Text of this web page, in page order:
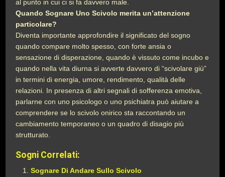
al punto in cui ci si fa davvero male.
Quando Sognare Uno Scivolo merita un’attenzione
particolare?
Diventa importante approfondire il significato del sogno
quando compare molto spesso, con forte ansia o
sensazione di disperazione, quando è vissuto come incubo e
quando nella vita diurna si avverte davvero di “scivolare giù”
in termini di energia, umore, rendimento, qualità delle
relazioni. In presenza di altri segnali di sofferenza emotiva,
parlarne con uno psicologo o uno psichiatra può aiutare a
comprendere se lo scivolo onirico sta raccontando un
cambiamento temporaneo o un quadro di disagio più
strutturato.
Sogni Correlati:
Sognare Di Andare Sullo Scivolo